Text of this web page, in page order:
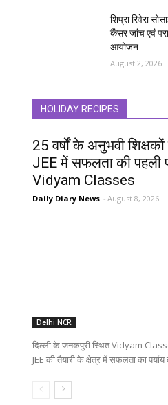
शिप्रा रिवेरा
कैंसर जांच एवं
आयोजन
August 2, 2026
HOLIDAY RECIPES
25 वर्षों के अनुभवी
JEE में सफलता की पहली
Vidyam Classes
Daily Diary News - August 8, 2026
Delhi NCR
दिल्ली के जनकपुरी स्थित Vidyam
JEE की तैयारी के क्षेत्र में सफलता का